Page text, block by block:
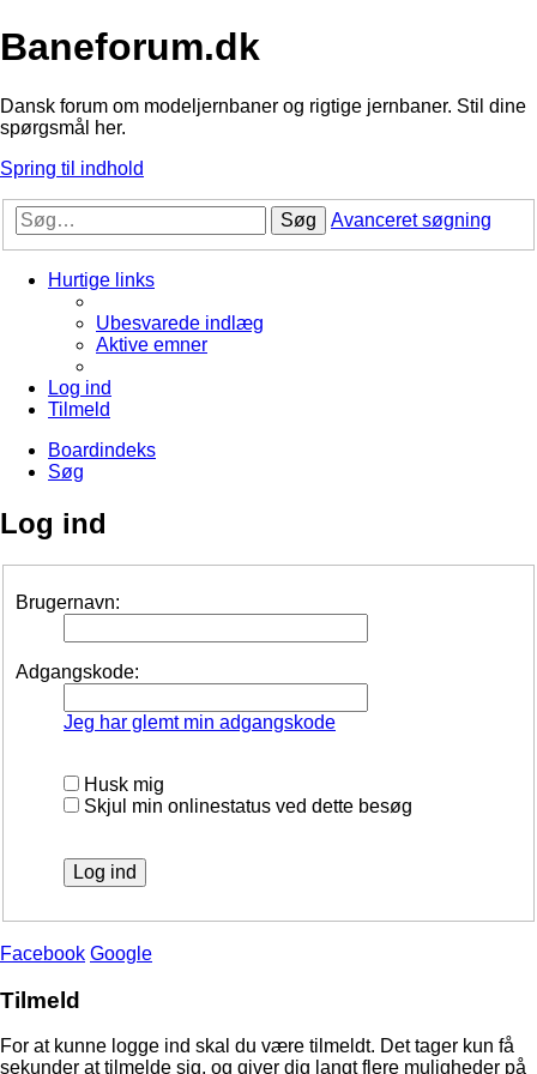
Baneforum.dk
Dansk forum om modeljernbaner og rigtige jernbaner. Stil dine
spørgsmål her.
Spring til indhold
Søg Avanceret søgning
Hurtige links
Ubesvarede indlæg
Aktive emner
Log ind
Tilmeld
Boardindeks
Søg
Log ind
Brugernavn:
Adgangskode:
Jeg har glemt min adgangskode
Husk mig
Skjul min onlinestatus ved dette besøg
Facebook Google
Tilmeld
For at kunne logge ind skal du være tilmeldt. Det tager kun få
sekunder at tilmelde sig, og giver dig langt flere muligheder på